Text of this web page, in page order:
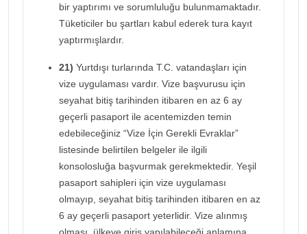
bir yaptırımı ve sorumluluğu bulunmamaktadır.
Tüketiciler bu şartları kabul ederek tura kayıt
yaptırmışlardır.
21) Yurtdışı turlarında T.C. vatandaşları için
vize uygulaması vardır. Vize başvurusu için
seyahat bitiş tarihinden itibaren en az 6 ay
geçerli pasaport ile acentemizden temin
edebileceğiniz “Vize İçin Gerekli Evraklar”
listesinde belirtilen belgeler ile ilgili
konsolosluğa başvurmak gerekmektedir. Yeşil
pasaport sahipleri için vize uygulaması
olmayıp, seyahat bitiş tarihinden itibaren en az
6 ay geçerli pasaport yeterlidir. Vize alınmış